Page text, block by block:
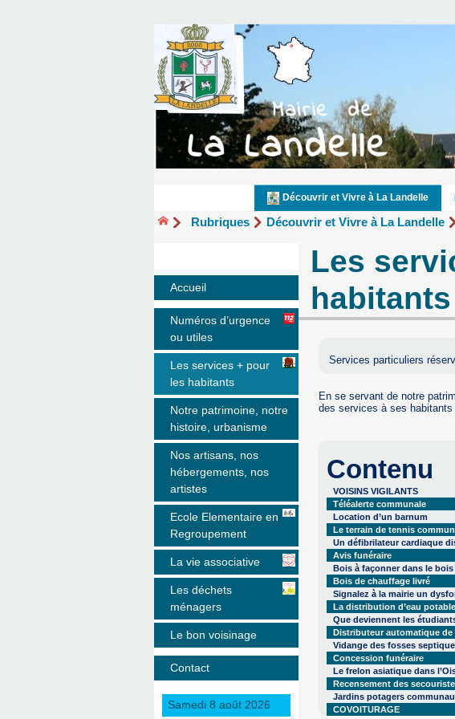
Découvrir et Vivre à La Landelle
Rubriques Découvrir et Vivre à La Landelle
Les
habitants
Services particuliers
En se servant de notre
des services à ses
Contenu
VOISINS VIGILANTS
Téléalerte communale
Location d’un barnum
Le terrain de tennis
Un défibrilateur cardiaque
Avis funéraire
Bois à façonner dans le
Bois de chauffage livré
Signalez à la mairie un
La distribution d’eau potable
Que deviennent les
Distributeur automatique de
Vidange des fosses
Concession funéraire
Le frelon asiatique dans
Recensement des
Jardins potagers
COVOITURAGE
Accueil
Numéros d’urgence
ou utiles
Les services + pour
les habitants
Notre patrimoine, notre
histoire, urbanisme
Nos artisans, nos
hébergements, nos
artistes
Ecole Elementaire en
Regroupement
La vie associative
Les déchets
ménagers
Le bon voisinage
Contact
Samedi 8 août 2026